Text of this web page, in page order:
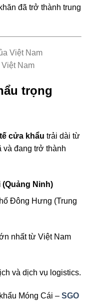
đã trở thành trung
Nam
trọng
cửa khẩu trải dài từ
và đang trở thành
Ninh)
Đông Hưng (Trung
nhất từ Việt Nam
và dịch vụ logistics.
Móng Cái – SGO